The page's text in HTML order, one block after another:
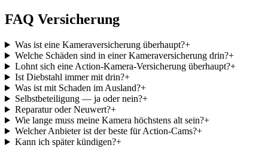
FAQ Versicherung
Was ist eine Kameraversicherung überhaupt?+
Welche Schäden sind in einer Kameraversicherung drin?+
Lohnt sich eine Action-Kamera-Versicherung überhaupt?+
Ist Diebstahl immer mit drin?+
Was ist mit Schaden im Ausland?+
Selbstbeteiligung — ja oder nein?+
Reparatur oder Neuwert?+
Wie lange muss meine Kamera höchstens alt sein?+
Welcher Anbieter ist der beste für Action-Cams?+
Kann ich später kündigen?+